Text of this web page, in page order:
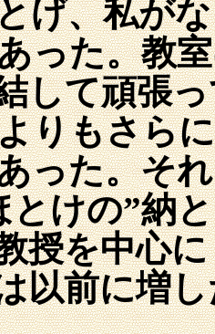
げ、私が
った。教
して頑張
りもさら
った。そ
とけの”納
授を中心
以前に増